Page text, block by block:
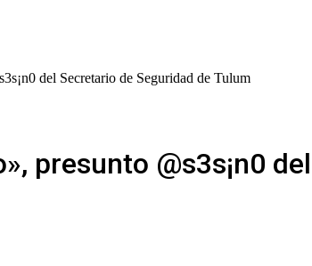
del Secretario de Seguridad de Tulum
presunto @s3s¡n0